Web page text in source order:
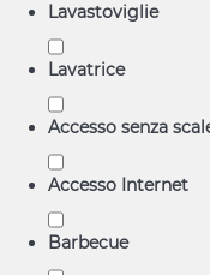
Lavastoviglie
Lavatrice
Accesso senza
Accesso Internet
Barbecue